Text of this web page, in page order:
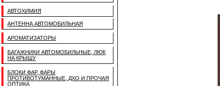
АВТОХИМИЯ
АНТЕННА АВТОМОБИЛЬНАЯ
АРОМАТИЗАТОРЫ
БАГАЖНИКИ АВТОМОБИЛЬНЫЕ, ЛЮК
НА КРЫШУ
БЛОКИ ФАР, ФАРЫ
ПРОТИВОТУМАННЫЕ, ДХО И ПРОЧАЯ
ОПТИКА